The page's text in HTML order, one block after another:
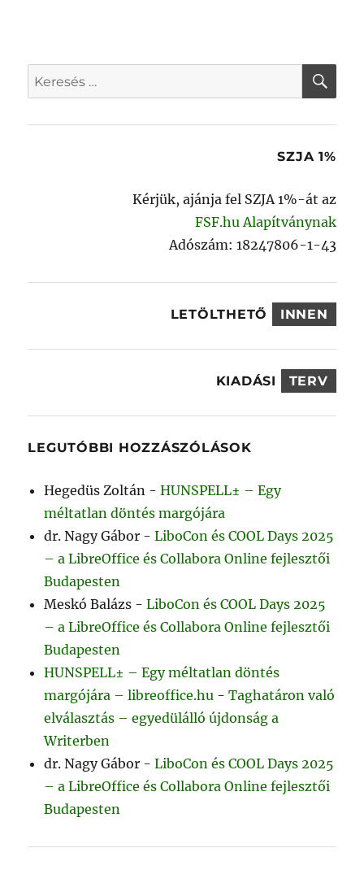
AL
Keresés
a
következő
SZJA 1%
Kérjük, ajánja fel SZJA 1%-át az
FSF.hu Alapítványnak
Adószám: 18247806-1-43
LETÖLTHETŐ INNEN
KIADÁSI TERV
LEGUTÓBBI HOZZÁSZÓLÁSOK
Hegedüs Zoltán -HUNSPELL± – Egy
méltatlan döntés margójára
dr. Nagy Gábor -LiboCon és COOL Days 2025
– a LibreOffice és Collabora Online fejlesztői
Budapesten
Meskó Balázs -LiboCon és COOL Days 2025
– a LibreOffice és Collabora Online fejlesztői
Budapesten
HUNSPELL± – Egy méltatlan döntés
margójára – libreoffice.hu -Taghatáron való
elválasztás – egyedülálló újdonság a
Writerben
dr. Nagy Gábor -LiboCon és COOL Days 2025
– a LibreOffice és Collabora Online fejlesztői
Budapesten